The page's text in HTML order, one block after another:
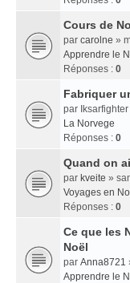
Cours de
par carolne »
Apprendre le
Réponses : 0
Fabriquer
par Iksarfighter
La Norvege
Réponses : 0
Quand on
par kveite »
Voyages en
Réponses : 0
Ce que les
Noël
par Anna8721
Apprendre le